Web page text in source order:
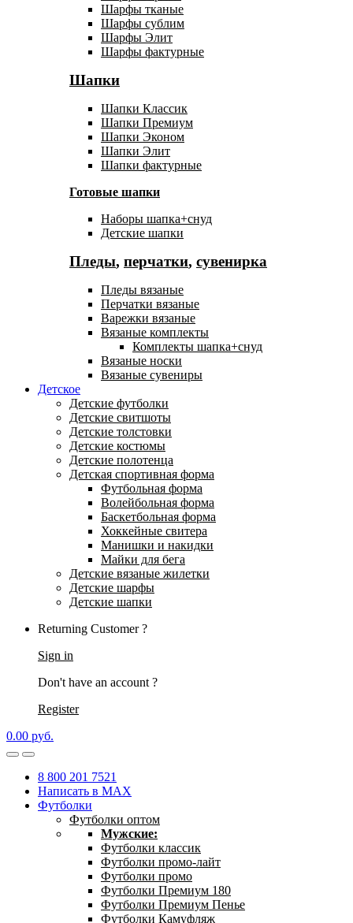
Шарфы тканые
Шарфы сублим
Шарфы Элит
Шарфы фактурные
Шапки
Шапки Классик
Шапки Премиум
Шапки Эконом
Шапки Элит
Шапки фактурные
Готовые шапки
Наборы шапка+снуд
Детские шапки
Пледы, перчатки, сувенирка
Пледы вязаные
Перчатки вязаные
Варежки вязаные
Вязаные комплекты
Комплекты шапка+снуд
Вязаные носки
Вязаные сувениры
Детское
Детские футболки
Детские свитшоты
Детские толстовки
Детские костюмы
Детские полотенца
Детская спортивная форма
Футбольная форма
Волейбольная форма
Баскетбольная форма
Хоккейные свитера
Манишки и накидки
Майки для бега
Детские вязаные жилетки
Детские шарфы
Детские шапки
Returning Customer ?
Sign in
Don't have an account ?
Register
0.00 руб.
8 800 201 7521
Написать в MAX
Футболки
Футболки оптом
Мужские:
Футболки классик
Футболки промо-лайт
Футболки промо
Футболки Премиум 180
Футболки Премиум Пенье
Футболки Камуфляж